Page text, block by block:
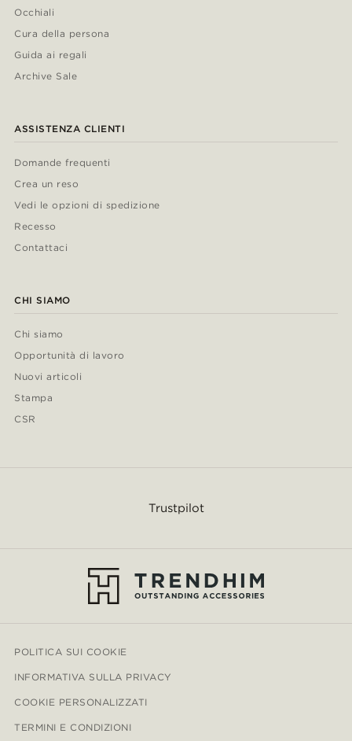
Occhiali
Cura della persona
Guida ai regali
Archive Sale
ASSISTENZA CLIENTI
Domande frequenti
Crea un reso
Vedi le opzioni di spedizione
Recesso
Contattaci
CHI SIAMO
Chi siamo
Opportunità di lavoro
Nuovi articoli
Stampa
CSR
Trustpilot
POLITICA SUI COOKIE
INFORMATIVA SULLA PRIVACY
COOKIE PERSONALIZZATI
TERMINI E CONDIZIONI